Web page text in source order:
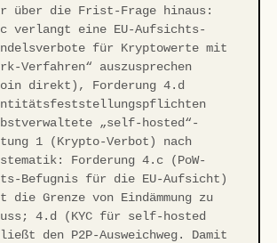
über die Frist-Frage hinaus:
verlangt eine EU-Aufsichts-
für Kryptowerte mit
Verfahren“ auszusprechen
direkt), Forderung 4.d
„self-hosted“-
1 (Krypto-Verbot) nach
Forderung 4.c (PoW-
Befugnis für die EU-Aufsicht)
die Grenze von Eindämmung zu
4.d (KYC für self-hosted
den P2P-Ausweichweg. Damit